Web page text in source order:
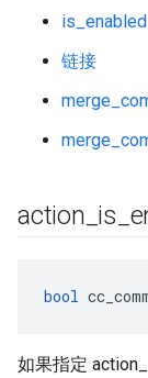
is_enabled
链接
action is
bool
如果指定